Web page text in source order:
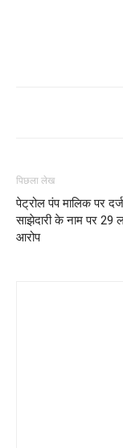
पिछला लेख
पेट्रोल पंप मालिक पर
साझेदारी के नाम पर 29
आरोप